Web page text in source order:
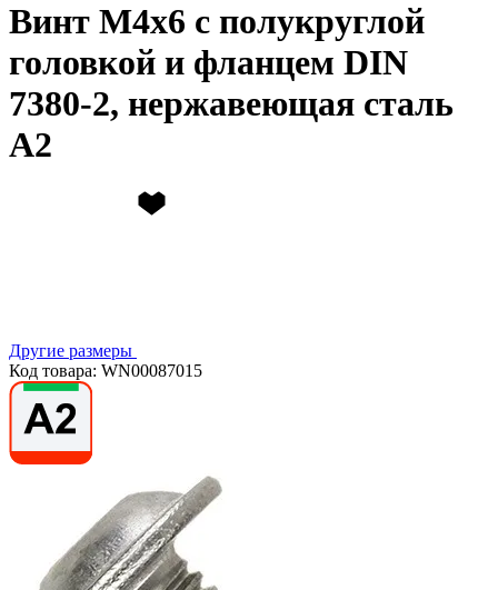
Винт М4х6 с полукруглой
головкой и фланцем DIN
7380-2, нержавеющая сталь
А2
Другие размеры
Код товара: WN00087015